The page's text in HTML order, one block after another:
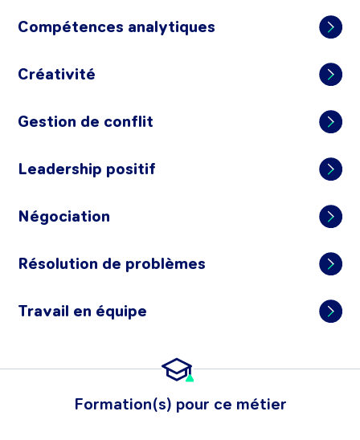
Compétences analytiques
Créativité
Gestion de conflit
Leadership positif
Négociation
Résolution de problèmes
Travail en équipe
Formation(s) pour ce métier